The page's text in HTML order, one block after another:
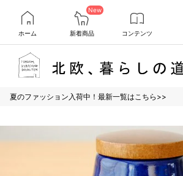
ホーム
New
新着商品 コンテンツ
夏のファッション入荷中！最新一覧はこちら>>